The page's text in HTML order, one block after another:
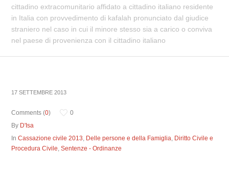
cittadino extracomunitario affidato a cittadino italiano residente
in Italia con provvedimento di kafalah pronunciato dal giudice
straniero nel caso in cui il minore stesso sia a carico o conviva
nel paese di provenienza con il cittadino italiano
17 SETTEMBRE 2013
Comments (0)
0
By D'Isa
InCassazione civile 2013, Delle persone e della Famiglia, Diritto Civile e
Procedura Civile,Sentenze - Ordinanze